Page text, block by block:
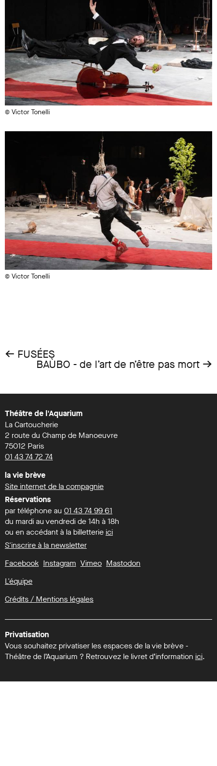
© Victor Tonelli
© Victor Tonelli
← FUSÉES
BAÙBO - de l’art de n’être pas mort →
Théâtre de l'Aquarium
La Cartoucherie
2 route du Champ de Manoeuvre
75012 Paris
01 43 74 72 74
la vie brève
Site internet de la compagnie
Réservations
par téléphone au 01 43 74 99 61
du mardi au vendredi de 14h à 18h
ou en accédant à la billetterie ici
S'inscrire à la newsletter
Facebook Instagram Vimeo Mastodon
L'équipe
Crédits / Mentions légales
Privatisation
Vous souhaitez privatiser les espaces de la vie brève -
Théâtre de l’Aquarium ? Retrouvez le livret d’information ici.